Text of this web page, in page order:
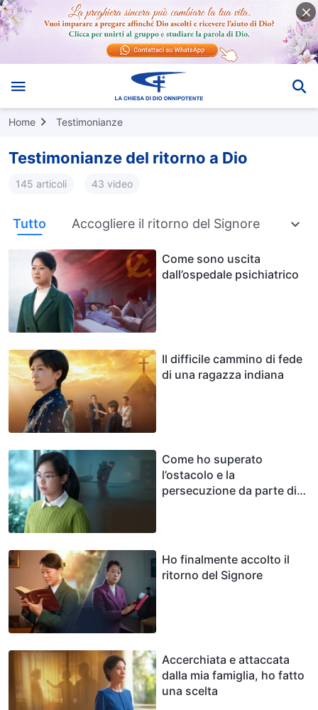
Home Testimonianze
Testimonianze del ritorno a Dio
145 articoli 43 video
Tutto Accogliere il ritorno del Signore
Come sono uscita
dall’ospedale psichiatrico
Il difficile cammino di fede
di una ragazza indiana
Come ho superato
l’ostacolo e la
persecuzione da parte di
Ho finalmente accolto il
ritorno del Signore
Accerchiata e attaccata
dalla mia famiglia, ho fatto
una scelta